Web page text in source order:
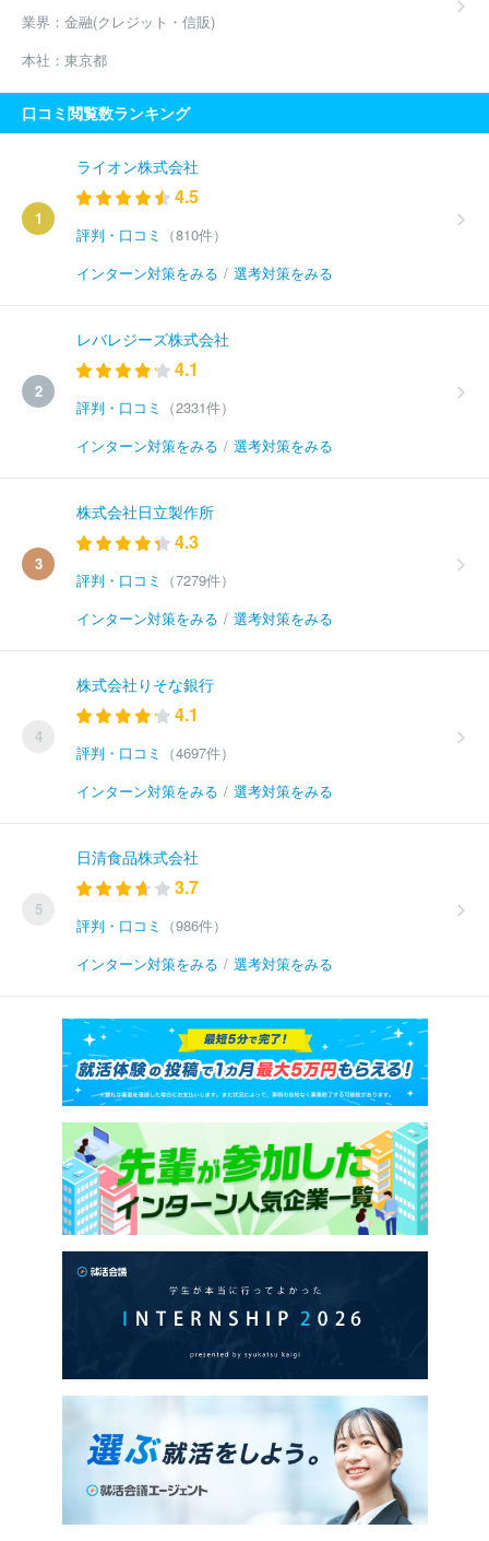
業界： 金融(クレジット・信販)
本社： 東京都
口コミ閲覧数ランキング
1
ライオン株式会社
4.5
評判・口コミ
（810件）
インターン対策をみる / 選考対策をみる
2
レバレジーズ株式会社
4.1
評判・口コミ
（2331件）
インターン対策をみる / 選考対策をみる
3
株式会社日立製作所
4.3
評判・口コミ
（7279件）
インターン対策をみる / 選考対策をみる
4
株式会社りそな銀行
4.1
評判・口コミ
（4697件）
インターン対策をみる / 選考対策をみる
5
日清食品株式会社
3.7
評判・口コミ
（986件）
インターン対策をみる / 選考対策をみる